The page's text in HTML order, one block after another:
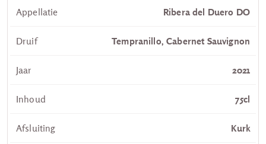
Appellatie Ribera del Duero DO
Druif Tempranillo, Cabernet Sauvignon
Jaar 2021
Inhoud 75cl
Afsluiting Kurk